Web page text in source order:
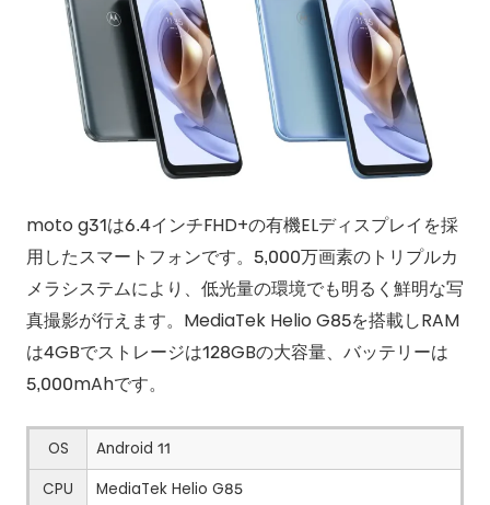
moto g31は6.4インチFHD+の有機ELディスプレイを採
用したスマートフォンです。5,000万画素のトリプルカ
メラシステムにより、低光量の環境でも明るく鮮明な写
真撮影が行えます。MediaTek Helio G85を搭載しRAM
は4GBでストレージは128GBの大容量、バッテリーは
5,000mAhです。
OS
Android 11
CPU
MediaTek Helio G85